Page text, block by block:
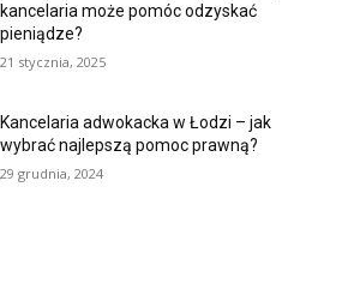
kancelaria może pomóc odzyskać
pieniądze?
21 stycznia, 2025
Kancelaria adwokacka w Łodzi – jak
wybrać najlepszą pomoc prawną?
29 grudnia, 2024